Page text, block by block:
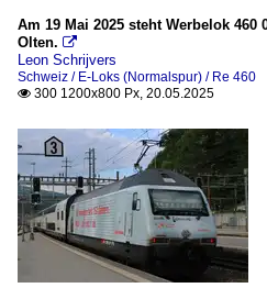
Am 19 Mai 2025 steht Werbelok
Olten. 
Leon Schrijvers
Schweiz / E-Loks (Normalspur) / Re 460
 300 1200x800 Px, 20.05.2025